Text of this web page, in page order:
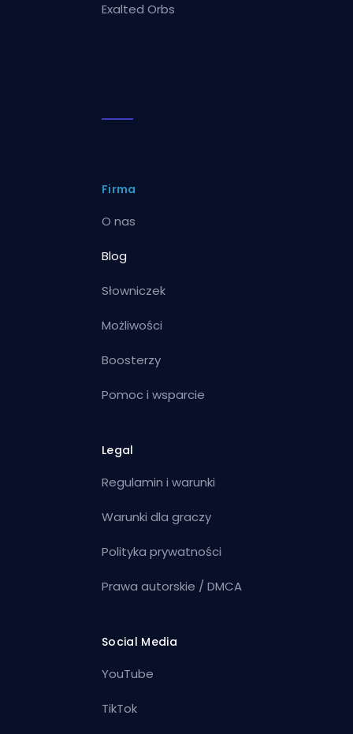
Exalted Orbs
Firma
O nas
Blog
Słowniczek
Możliwości
Boosterzy
Pomoc i wsparcie
Legal
Regulamin i warunki
Warunki dla graczy
Polityka prywatności
Prawa autorskie / DMCA
Social Media
YouTube
TikTok